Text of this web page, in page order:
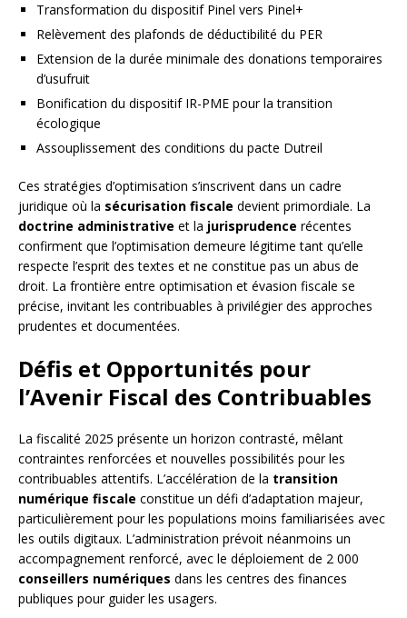
Transformation du dispositif Pinel vers Pinel+
Relèvement des plafonds de déductibilité du PER
Extension de la durée minimale des donations temporaires
d’usufruit
Bonification du dispositif IR-PME pour la transition
écologique
Assouplissement des conditions du pacte Dutreil
Ces stratégies d’optimisation s’inscrivent dans un cadre
juridique où la sécurisation fiscale devient primordiale. La
doctrine administrative et la jurisprudence récentes
confirment que l’optimisation demeure légitime tant qu’elle
respecte l’esprit des textes et ne constitue pas un abus de
droit. La frontière entre optimisation et évasion fiscale se
précise, invitant les contribuables à privilégier des approches
prudentes et documentées.
Défis et Opportunités pour
l’Avenir Fiscal des Contribuables
La fiscalité 2025 présente un horizon contrasté, mêlant
contraintes renforcées et nouvelles possibilités pour les
contribuables attentifs. L’accélération de la transition
numérique fiscale constitue un défi d’adaptation majeur,
particulièrement pour les populations moins familiarisées avec
les outils digitaux. L’administration prévoit néanmoins un
accompagnement renforcé, avec le déploiement de 2 000
conseillers numériques dans les centres des finances
publiques pour guider les usagers.